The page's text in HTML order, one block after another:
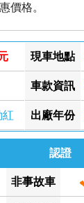
價格。
現車地點
車款資訊
紅 出廠年份
認證
非事故車